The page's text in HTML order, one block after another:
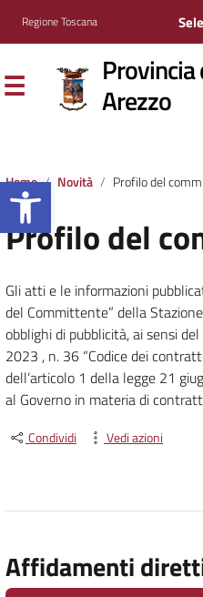
Apri la barra
Regione Toscana
Provincia
Arezzo
Home Novità Profilo del
Profilo del
Gli atti e le informazioni
del Committente” della
obblighi di pubblicità, ai sensi
2023 , n. 36 “Codice dei
dell’articolo 1 della legge 21
al Governo in materia di
Condividi Vedi azioni
Affidamenti